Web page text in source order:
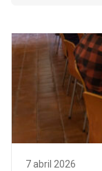
7 abril 2026